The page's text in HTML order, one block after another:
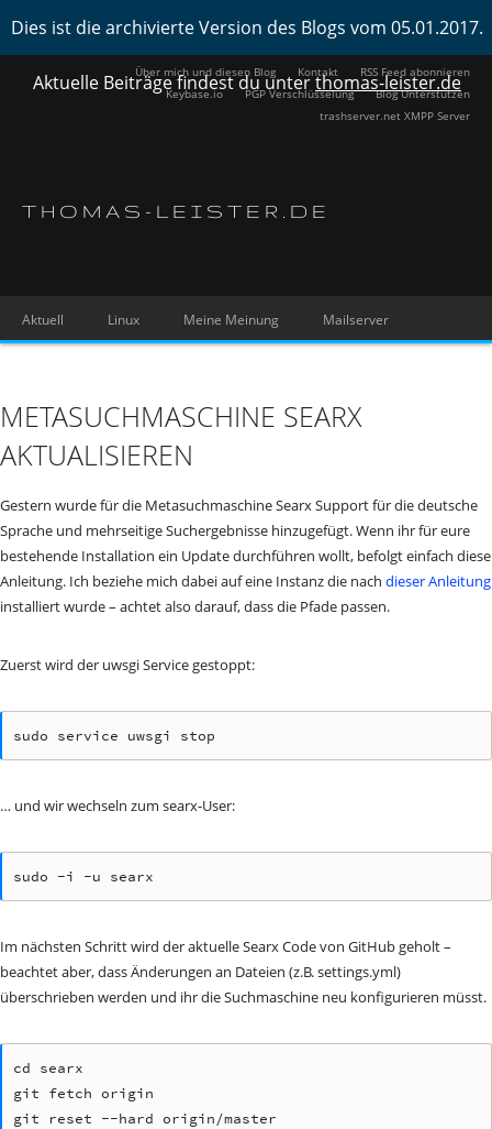
Dies ist die archivierte Version des Blogs vom 05.01.2017.
Aktuelle Beiträge findest du unterthomas-leister.de
RSS Feed abonnieren
Kontakt
Über mich und diesen Blog
Blog Unterstützen
PGP Verschlüsselung
Keybase.io
trashserver.net XMPP Server
THOMAS-LEISTER.DE
Aktuell Linux Meine Meinung Mailserver
METASUCHMASCHINE SEARX
AKTUALISIEREN
Gestern wurde für die Metasuchmaschine Searx Support für die deutsche
Sprache und mehrseitige Suchergebnisse hinzugefügt. Wenn ihr für eure
bestehende Installation ein Update durchführen wollt, befolgt einfach diese
Anleitung. Ich beziehe mich dabei auf eine Instanz die nach dieser Anleitung
installiert wurde – achtet also darauf, dass die Pfade passen.
Zuerst wird der uwsgi Service gestoppt:
sudo service uwsgi stop
… und wir wechseln zum searx-User:
sudo -i -u searx
Im nächsten Schritt wird der aktuelle Searx Code von GitHub geholt –
beachtet aber, dass Änderungen an Dateien (z.B. settings.yml)
überschrieben werden und ihr die Suchmaschine neu konfigurieren müsst.
cd searx
git fetch origin
git reset --hard origin/master